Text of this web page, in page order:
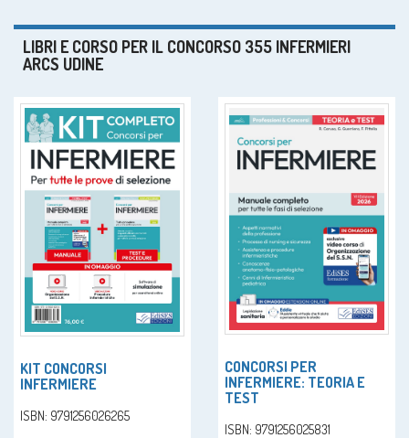
LIBRI E CORSO PER IL CONCORSO 355 INFERMIERI
ARCS UDINE
KIT CONCORSI
INFERMIERE
ISBN: 9791256026265
CONCORSI PER
INFERMIERE: TEORIA E
TEST
ISBN: 9791256025831